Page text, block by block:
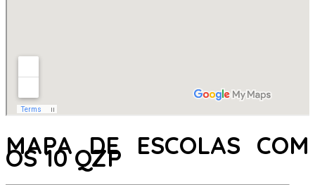
MAPA DE ESCOLAS COM
OS 10 QZP